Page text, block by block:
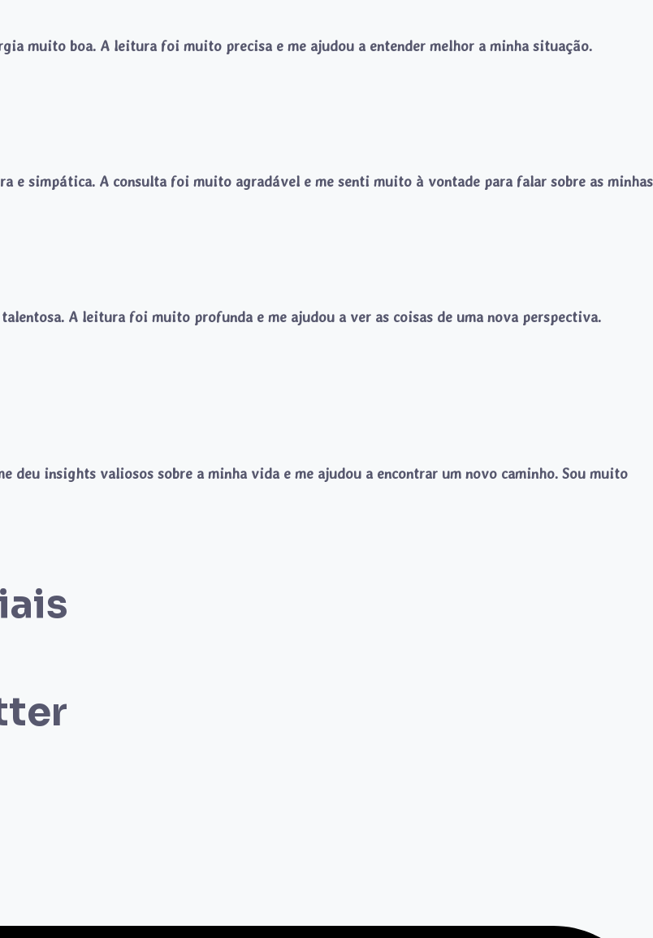
muito boa. A leitura foi muito precisa e me ajudou a entender melhor a minha situação.
e simpática. A consulta foi muito agradável e me senti muito à vontade para falar sobre as minhas
A leitura foi muito profunda e me ajudou a ver as coisas de uma nova perspectiva.
deu insights valiosos sobre a minha vida e me ajudou a encontrar um novo caminho. Sou muito